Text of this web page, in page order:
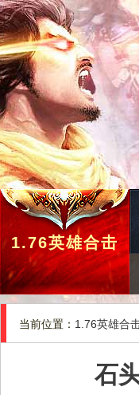
1.76英雄合击
当前位置： 1.76英雄合
石